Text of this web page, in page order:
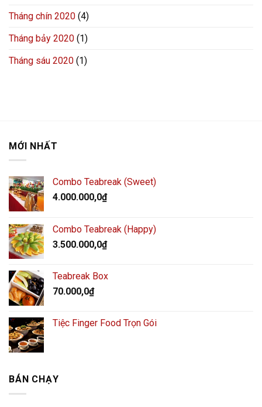
Tháng chín 2020 (4)
Tháng bảy 2020 (1)
Tháng sáu 2020 (1)
MỚI NHẤT
Combo Teabreak (Sweet)
4.000.000,0₫
Combo Teabreak (Happy)
3.500.000,0₫
Teabreak Box
70.000,0₫
Tiệc Finger Food Trọn Gói
BÁN CHẠY